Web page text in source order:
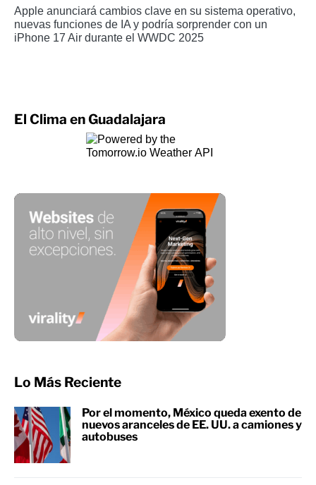
Apple anunciará cambios clave en su sistema operativo,
nuevas funciones de IA y podría sorprender con un
iPhone 17 Air durante el WWDC 2025
El Clima en Guadalajara
Lo Más Reciente
Por el momento, México queda exento de
nuevos aranceles de EE. UU. a camiones y
autobuses